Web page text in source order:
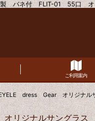
バネ付 FLIT-01 55口 オ
ご利用案内
dress Gear オリジナル
リジナルサングラ